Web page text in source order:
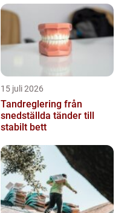
15 juli 2026
Tandreglering från
snedställda tänder till
stabilt bett